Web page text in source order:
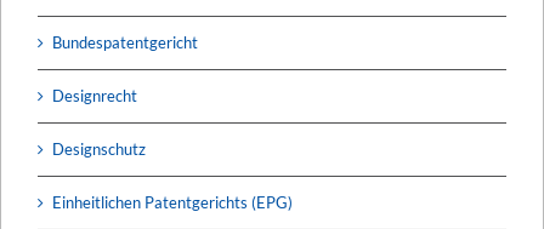
Bundespatentgericht
Designrecht
Designschutz
Einheitlichen Patentgerichts (EPG)